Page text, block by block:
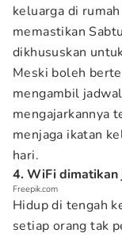
keluarga di
memastikan
dikhususkan
Meski boleh
mengambil
mengajarkannya
menjaga ikatan
hari.
4. WiFi
Freepik.com
Hidup di tengah
setiap orang tak